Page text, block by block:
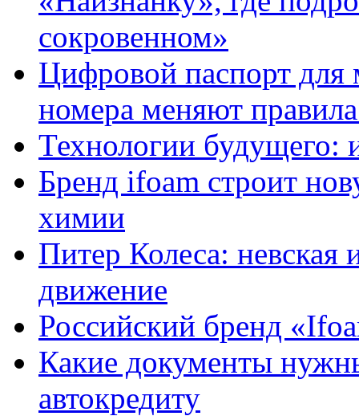
сокровенном»
Цифровой паспорт для
номера меняют
Технологии будущего:
Бренд ifoam строит
химии
Питер Колеса: невская
движение
Российский бренд
Какие документы
автокредиту